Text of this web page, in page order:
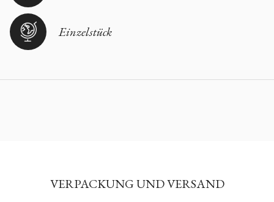
Einzelstück
VERPACKUNG UND VERSAND